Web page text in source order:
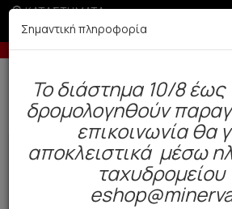
ΚΑΤΑΣΤΗΜΑΤΑ
-10% σε παραγγελίες άνω των
Δωρεάν αποστολή άνω των 49€.
Ανδρας Πυτζάμες Χειμωνιάτικες
Σημαντική πληροφορία
To διάστημα 10/8
δρομολογηθούν
επικοινωνία θα
αποκλειστικά μέσω